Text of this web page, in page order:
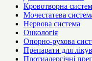
Кровотворна
Мочестатева
Нервова система
Онкологія
Опорно-рухова
Препарати для
Протиалергічні